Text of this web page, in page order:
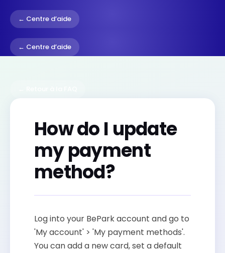
← Centre d’aide
← Centre d’aide
How do I update
my payment
method?
Log into your BePark account and go to
'My account' > 'My payment methods'.
You can add a new card, set a default